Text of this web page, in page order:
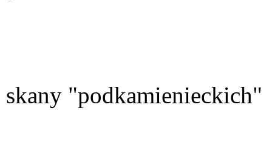
"podkamienieckich"